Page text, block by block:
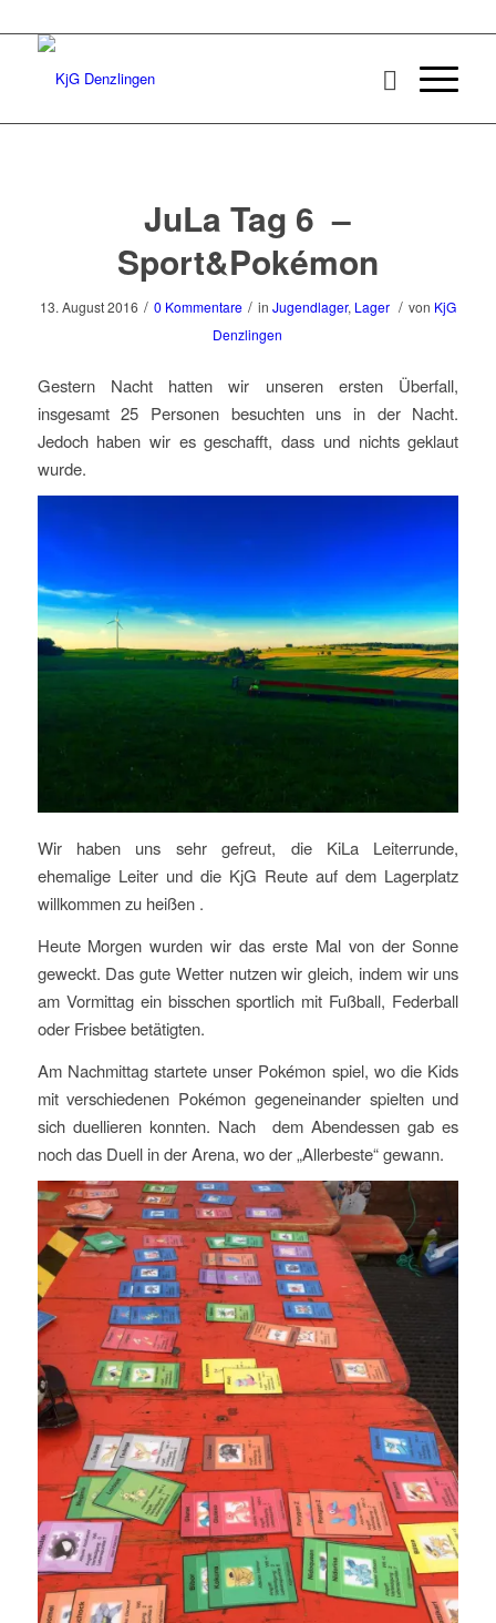
JuLa Tag 6 –
Sport&Pokémon
13. August 2016 / 0 Kommentare / in Jugendlager, Lager / von KjG
Denzlingen
​Gestern Nacht hatten wir unseren ersten Überfall,
insgesamt 25 Personen besuchten uns in der Nacht.
Jedoch haben wir es geschafft, dass und nichts geklaut
wurde.
Wir haben uns sehr gefreut, die KiLa Leiterrunde,
ehemalige Leiter und die KjG Reute auf dem Lagerplatz
willkommen zu heißen .
Heute Morgen wurden wir das erste Mal von der Sonne
geweckt. Das gute Wetter nutzen wir gleich, indem wir uns
am Vormittag ein bisschen sportlich mit Fußball, Federball
oder Frisbee betätigten.
Am Nachmittag startete unser Pokémon spiel, wo die Kids
mit verschiedenen Pokémon gegeneinander spielten und
sich duellieren konnten. Nach dem Abendessen gab es
noch das Duell in der Arena, wo der „Allerbeste“ gewann.